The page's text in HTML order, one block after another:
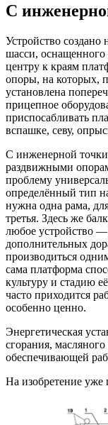
С
Устройство создано
шасси,
центру к краям
опоры, на которых,
установлена
прицепное
приспосабливать
вспашке, севу,
С инженерной точки
раздвижными
проблему
определённый тип
нужна одна рама,
третья. Здесь же
любое устройство
дополнительных
производиться
сама платформа
культуру и стадию
часто приходится
особенно ценно.
Энергетическая
сгорания,
обеспечивающей
На изобретение уже